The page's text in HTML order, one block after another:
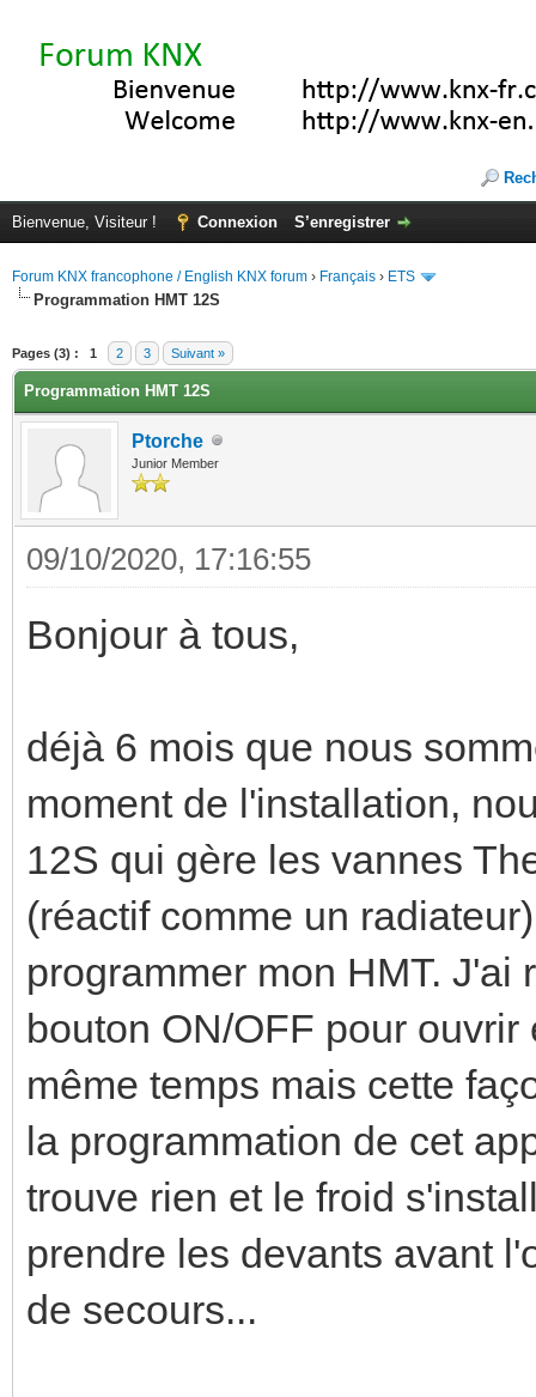
Bienvenue, Visiteur ! Connexion S’enregistrer
Forum KNX francophone / English KNX forum › Français › ETS
Programmation HMT 12S
Pages (3) : 1 2 3 Suivant »
Programmation HMT 12S
Ptorche
Junior Member
09/10/2020, 17:16:55
Bonjour à tous,
déjà 6 mois que nous
moment de l'installation,
12S qui gère les vannes
(réactif comme un
programmer mon HMT.
bouton ON/OFF pour
même temps mais cette
la programmation de cet
trouve rien et le froid
prendre les devants avant
de secours...